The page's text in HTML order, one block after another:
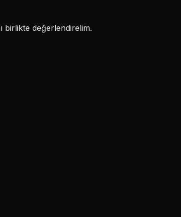
birlikte değerlendirelim.